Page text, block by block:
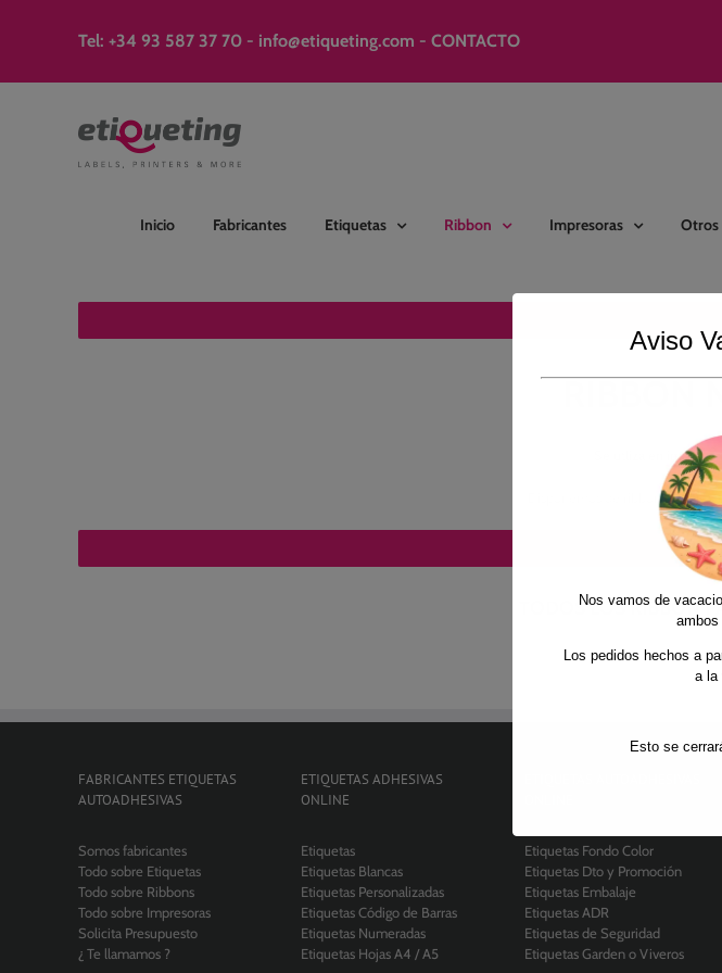
Tel: +34 93 587 37 70 - info@etiqueting.com - CONTACTO
Inicio Fabricantes Etiquetas Ribbon Impresoras Otros
Se utliza en
Disponemos de ribbon Near
TODOS LOS RIBBON
FABRICANTES ETIQUETAS
AUTOADHESIVAS
Somos fabricantes
Todo sobre Etiquetas
Todo sobre Ribbons
Todo sobre Impresoras
Solicita Presupuesto
¿ Te llamamos ?
ETIQUETAS ADHESIVAS
ONLINE
Etiquetas
Etiquetas Blancas
Etiquetas Personalizadas
Etiquetas Código de Barras
Etiquetas Numeradas
Etiquetas Hojas A4 / A5
Etiquetas Fondo Color
Etiquetas Dto y Promoción
Etiquetas Embalaje
Etiquetas ADR
Etiquetas de Seguridad
Etiquetas Garden o Viveros
Aviso
Nos vamos de
Los pedidos hechos a
a la
Esto se